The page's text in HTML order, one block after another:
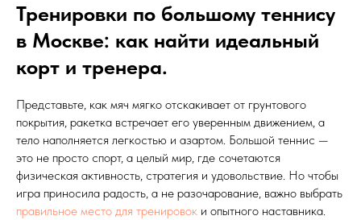
Тренировки по большому теннису
в Москве: как найти идеальный
корт и тренера.
Представьте, как мяч мягко отскакивает от грунтового
покрытия, ракетка встречает его уверенным движением, а
тело наполняется легкостью и азартом. Большой теннис —
это не просто спорт, а целый мир, где сочетаются
физическая активность, стратегия и удовольствие. Но чтобы
игра приносила радость, а не разочарование, важно выбрать
правильное место для тренировок и опытного наставника.